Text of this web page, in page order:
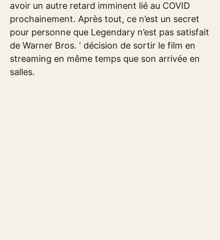
avoir un autre retard imminent lié au COVID
prochainement. Après tout, ce n’est un secret
pour personne que Legendary n’est pas satisfait
de Warner Bros. ‘ décision de sortir le film en
streaming en même temps que son arrivée en
salles.